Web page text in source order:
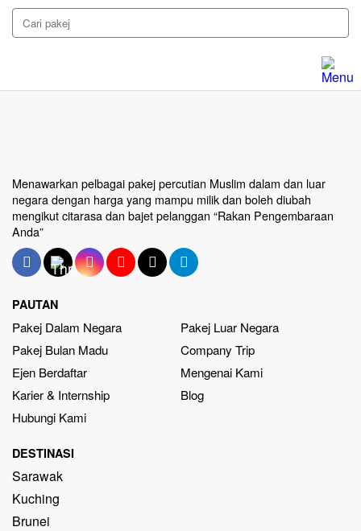
Menawarkan pelbagai pakej percutian Muslim dalam dan luar
negara dengan harga yang mampu milik dan boleh diubah
mengikut citarasa dan bajet pelanggan “Rakan Pengembaraan
Anda”
PAUTAN
Pakej Dalam Negara
Pakej Luar Negara
Pakej Bulan Madu
Company Trip
Ejen Berdaftar
Mengenai Kami
Karier & Internship
Blog
Hubungi Kami
DESTINASI
Sarawak
Kuching
Brunei